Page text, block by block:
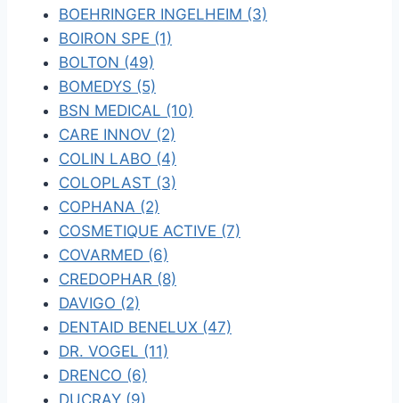
BOEHRINGER INGELHEIM (3)
BOIRON SPE (1)
BOLTON (49)
BOMEDYS (5)
BSN MEDICAL (10)
CARE INNOV (2)
COLIN LABO (4)
COLOPLAST (3)
COPHANA (2)
COSMETIQUE ACTIVE (7)
COVARMED (6)
CREDOPHAR (8)
DAVIGO (2)
DENTAID BENELUX (47)
DR. VOGEL (11)
DRENCO (6)
DUCRAY (9)